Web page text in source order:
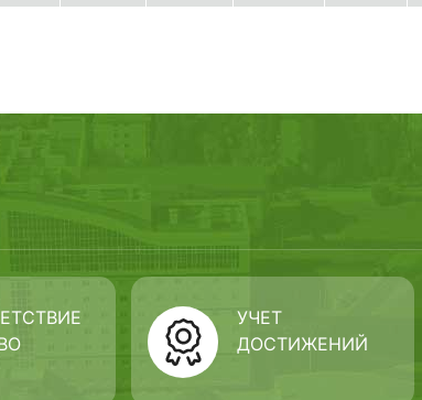
УЧЕТ
ДОСТИЖЕНИЙ